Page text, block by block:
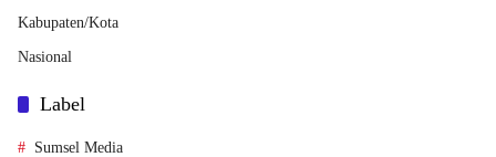
Kabupaten/Kota
Nasional
Label
Sumsel Media